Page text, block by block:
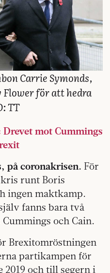
Carrie Symonds,
Flower för att hedra
TT
Drevet mot Cummings
på coronakrisen. För
runt Boris
ingen maktkamp.
fanns bara två
och Cain.
Brexitomröstningen
partikampen för
2019 och till segern i